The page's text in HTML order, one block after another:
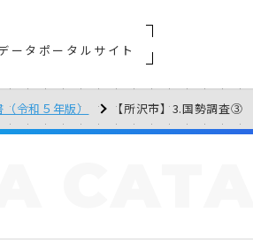
ータポータルサイト
令和５年版） 【所沢市】3.国勢調査③